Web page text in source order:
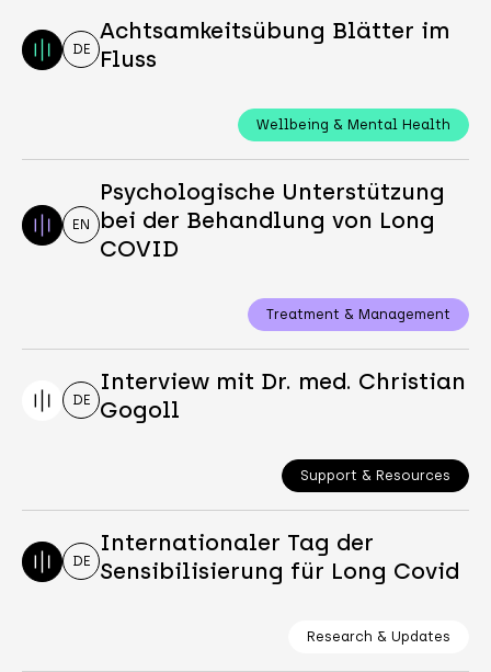
DE
Achtsamkeitsübung Blätter im
Fluss
Wellbeing & Mental Health
EN
Psychologische Unterstützung
bei der Behandlung von Long
COVID
Treatment & Management
DE
Interview mit Dr. med. Christian
Gogoll
Support & Resources
DE
Internationaler Tag der
Sensibilisierung für Long Covid
Research & Updates